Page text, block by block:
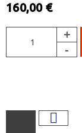
160,00 €